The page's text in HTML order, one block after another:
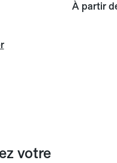
À partir
votre